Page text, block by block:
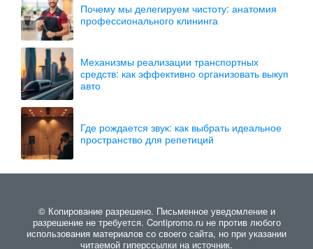
Почему мы делегируем чистоту: анатомия
профессионального клининга
Механизмы реализации транспортных
средств: как эффективно организовать выкуп
авто
Где рождается звук: как выбрать идеальное
пространство для репетиций
© Копирование разрешено. Письменное уведомление и
разрешение не требуется. Contipromo.ru не против любого
использования материалов со своего сайта, но при указании
читаемой гиперссылки на источник.